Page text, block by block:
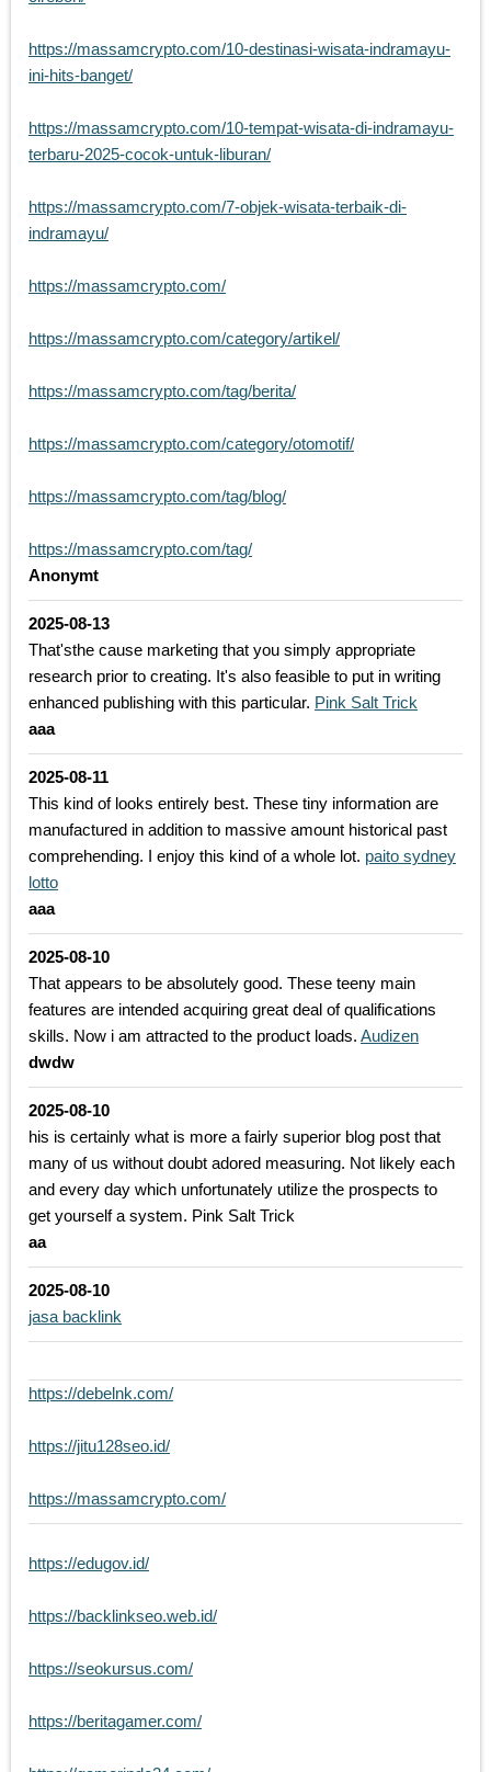
https://massamcrypto.com/10-destinasi-wisata-indramayu-
ini-hits-banget/
https://massamcrypto.com/10-tempat-wisata-di-indramayu-
terbaru-2025-cocok-untuk-liburan/
https://massamcrypto.com/7-objek-wisata-terbaik-di-
indramayu/
https://massamcrypto.com/
https://massamcrypto.com/category/artikel/
https://massamcrypto.com/tag/berita/
https://massamcrypto.com/category/otomotif/
https://massamcrypto.com/tag/blog/
https://massamcrypto.com/tag/
Anonymt
2025-08-13
That'sthe cause marketing that you simply appropriate
research prior to creating. It's also feasible to put in writing
enhanced publishing with this particular. Pink Salt Trick
aaa
2025-08-11
This kind of looks entirely best. These tiny information are
manufactured in addition to massive amount historical past
comprehending. I enjoy this kind of a whole lot. paito sydney
lotto
aaa
2025-08-10
That appears to be absolutely good. These teeny main
features are intended acquiring great deal of qualifications
skills. Now i am attracted to the product loads. Audizen
dwdw
2025-08-10
his is certainly what is more a fairly superior blog post that
many of us without doubt adored measuring. Not likely each
and every day which unfortunately utilize the prospects to
get yourself a system. Pink Salt Trick
aa
2025-08-10
jasa backlink
https://debelnk.com/
https://jitu128seo.id/
https://massamcrypto.com/
https://edugov.id/
https://backlinkseo.web.id/
https://seokursus.com/
https://beritagamer.com/